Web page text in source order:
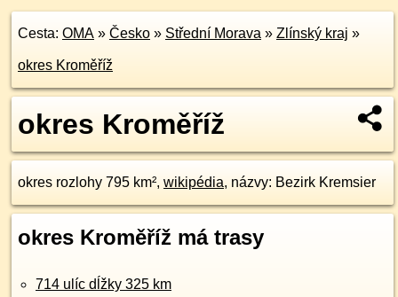
Cesta: OMA » Česko » Střední Morava » Zlínský kraj »
okres Kroměříž
okres Kroměříž
okres rozlohy 795 km², wikipédia, názvy: Bezirk Kremsier
okres Kroměříž má trasy
714 ulíc dĺžky 325 km